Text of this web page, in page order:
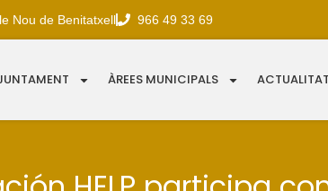
Nou de Benitatxell 966 49 33 69
ÀREES MUNICIPALS ACTUALITAT